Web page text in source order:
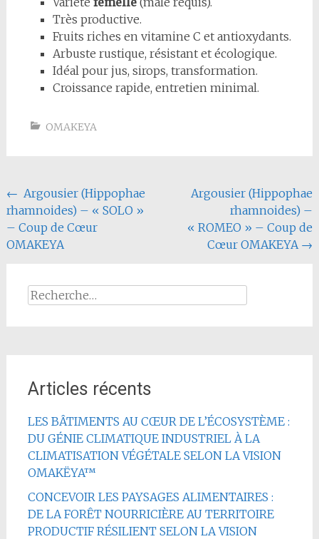
Très productive.
Fruits riches en vitamine C et antioxydants.
Arbuste rustique, résistant et écologique.
Idéal pour jus, sirops, transformation.
Croissance rapide, entretien minimal.
OMAKEYA
Navigation
de
l'article
← Argousier (Hippophae
rhamnoides) – « SOLO »
– Coup de Cœur
OMAKEYA
Argousier (Hippophae
rhamnoides) –
« ROMEO » – Coup de
Cœur OMAKEYA →
Rechercher :
Articles récents
LES BÂTIMENTS AU CŒUR DE L’ÉCOSYSTÈME :
DU GÉNIE CLIMATIQUE INDUSTRIEL À LA
CLIMATISATION VÉGÉTALE SELON LA VISION
OMAKËYA™
CONCEVOIR LES PAYSAGES ALIMENTAIRES :
DE LA FORÊT NOURRICIÈRE AU TERRITOIRE
PRODUCTIF RÉSILIENT SELON LA VISION